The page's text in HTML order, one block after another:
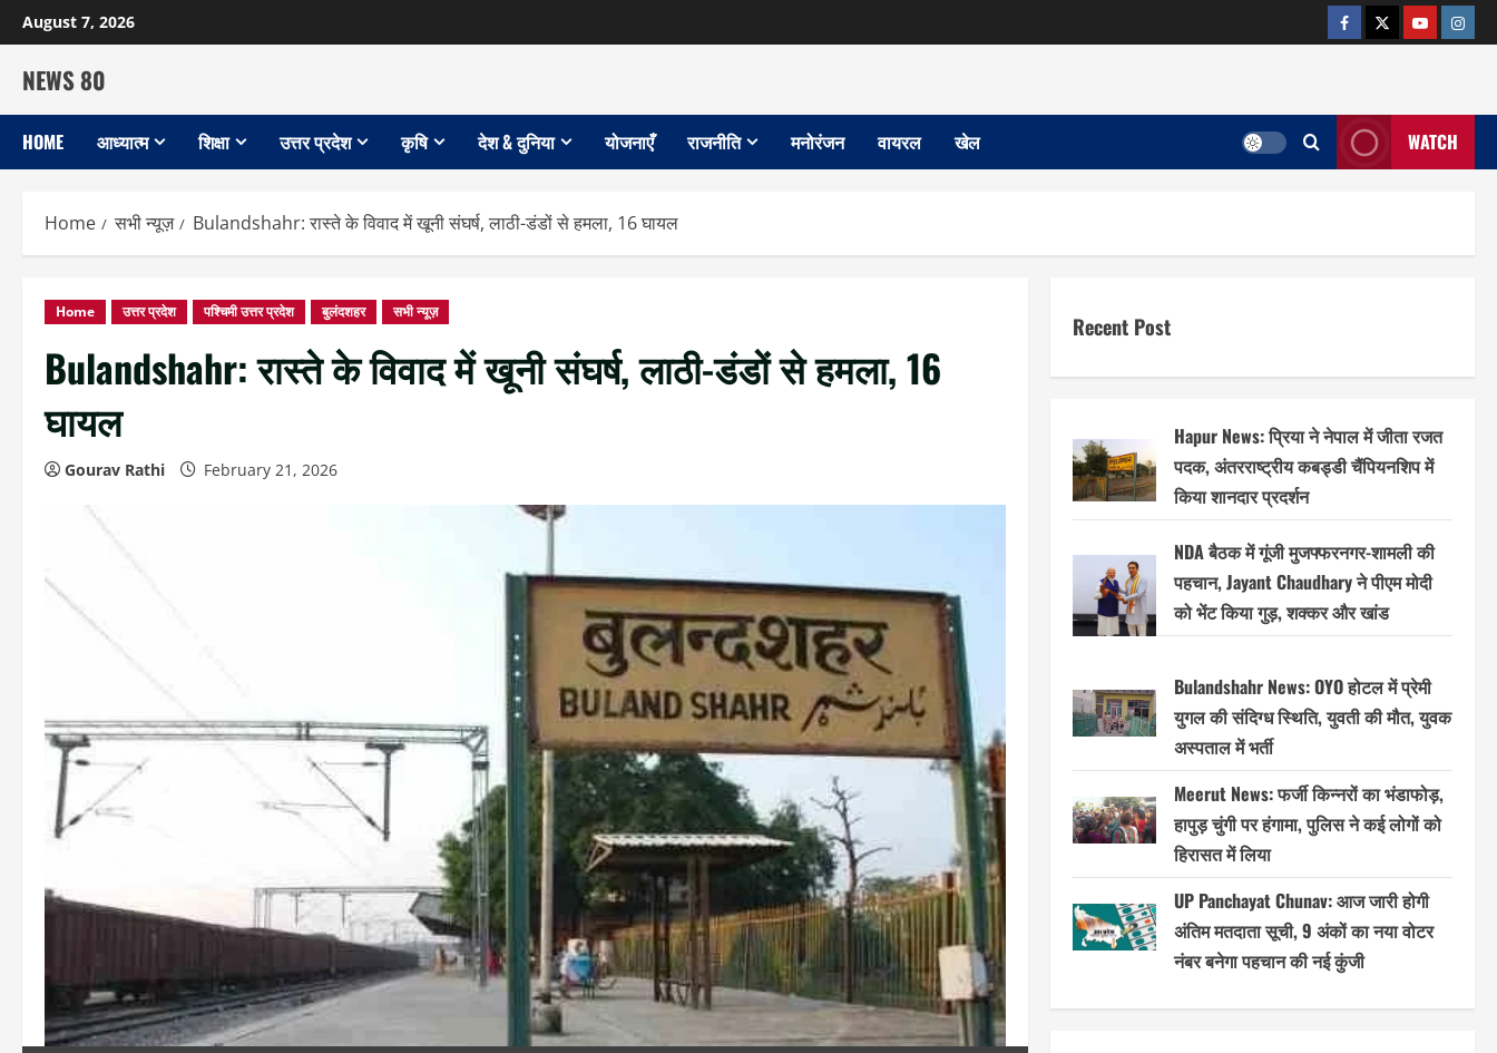
Skip
to
content
August 7, 2026 facebooktwitter
NEWS 80
HOME आध्यात्म शिक्षा उत्तर प्रदेश कृषि देश & दुनिया योजनाएँ राजनीति मनोरंजन वायरल खेल WATCH
Home सभी न्यूज़ Bulandshahr: रास्ते के विवाद में खूनी संघर्ष, लाठी-डंडों से हमला, 16 घायल
Home उत्तर प्रदेश पश्चिमी उत्तर प्रदेश बुलंदशहर सभी न्यूज़
Bulandshahr: रास्ते के विवाद में खूनी संघर्ष, लाठी-डंडों से हमला, 16
घायल
Gourav Rathi February 21, 2026
Recent Post
Hapur News: प्रिया ने नेपाल में जीता रजत
पदक, अंतरराष्ट्रीय कबड्डी चैंपियनशिप में
किया शानदार प्रदर्शन
NDA बैठक में गूंजी मुजफ्फरनगर-शामली की
पहचान, Jayant Chaudhary ने पीएम मोदी
को भेंट किया गुड़, शक्कर और खांड
Bulandshahr News: OYO होटल में प्रेमी
युगल की संदिग्ध स्थिति, युवती की मौत, युवक
अस्पताल में भर्ती
Meerut News: फर्जी किन्नरों का भंडाफोड़,
हापुड़ चुंगी पर हंगामा, पुलिस ने कई लोगों को
हिरासत में लिया
UP Panchayat Chunav: आज जारी होगी
अंतिम मतदाता सूची, 9 अंकों का नया वोटर
नंबर बनेगा पहचान की नई कुंजी